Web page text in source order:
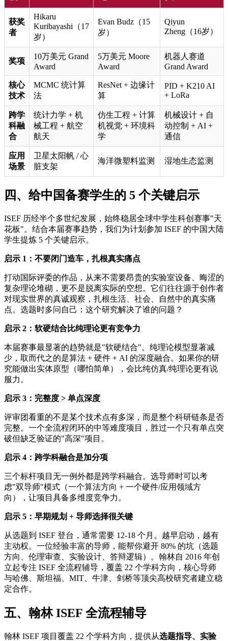
获奖
者
Hikaru
Kuribayashi（17
岁）
Evan Budz（15
岁）
Qiyun
Zheng（16岁）
奖项
10万美元 Grand
Award
5万美元 Moore
Award
机器人赛道
Grand Award
核心
技术
MCMC 统计算
法
ResNet + 边缘计
算
PID + K210 AI
+ LoRa
跨学
科融
合
统计力学 + 机
械工程 + 航空
航天
仿生工程 + 计算
机视觉 + 环境科
学
机械设计 + 自
动控制 + AI +
通信
应用
场景
卫星太阳帆 / 心
脏支架
海洋微塑料监测 湿地生态监测
四、给中国备赛学生的 5 个关键启示
ISEF 历经半个多世纪发展，始终稳居全球中学生科创赛事"天
花板"。结合本届赛事趋势，我们为计划参加 ISEF 的中国大陆
学生提炼 5 个关键启示。
启示 1：不要闭门造车，扎根真实痛点
打动国际评委的作品，从来不需要昂贵的实验室设备、晦涩的
复杂理论堆砌，更不是脱离实际的空想。它们往往源于创作者
对现实世界的真诚观察，扎根生活、社会、自然中的真实痛
点。选题时多问自己：这个研究解决了谁的问题？
启示 2：软硬结合比纯理论更有竞争力
本届赛事最显著的趋势就是"软硬结合"。纯理论模型显著减
少，取而代之的是算法 + 硬件 + AI 的深度融合。如果你的研
究能做出实体原型（哪怕简单），会比纯仿真/纯理论更有说
服力。
启示 3：完整度 > 单点深度
评审团看重的不是某个技术点有多深，而是整个科研链条是否
完整。一个全流程闭环的中等难度项目，胜过一个只有单点突
破但缺乏验证的"高深"项目。
启示 4：跨学科融合是加分项
三个标杆项目无一例外都是跨学科融合。选导师时可以考
虑"双导师"模式（一个算法方向 + 一个硬件/应用领域方
向），让项目具备多维度竞争力。
启示 5：早期规划 + 导师选择很关键
从选题到 ISEF 登台，通常需要 12-18 个月。越早启动，越有
主动权。一位经验丰富的导师，能帮你避开 80% 的坑（选题
方向、伦理审查、实验设计、答辩逻辑）。翰林自 2016 年创
立起专注 ISEF 全流程辅导，覆盖 22 个学科方向，核心导师
与哈佛、斯坦福、MIT、牛津、剑桥等顶尖高校研究者建立稳
定合作。
五、翰林 ISEF 全流程辅导
翰林 ISEF 项目覆盖 22 个学科方向，提供从选题指导、实验